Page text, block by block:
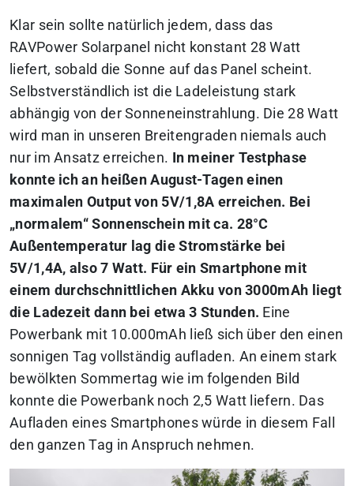
Klar sein sollte natürlich jedem, dass das
RAVPower Solarpanel nicht konstant 28 Watt
liefert, sobald die Sonne auf das Panel scheint.
Selbstverständlich ist die Ladeleistung stark
abhängig von der Sonneneinstrahlung. Die 28 Watt
wird man in unseren Breitengraden niemals auch
nur im Ansatz erreichen. In meiner Testphase
konnte ich an heißen August-Tagen einen
maximalen Output von 5V/1,8A erreichen. Bei
„normalem“ Sonnenschein mit ca. 28°C
Außentemperatur lag die Stromstärke bei
5V/1,4A, also 7 Watt. Für ein Smartphone mit
einem durchschnittlichen Akku von 3000mAh liegt
die Ladezeit dann bei etwa 3 Stunden. Eine
Powerbank mit 10.000mAh ließ sich über den einen
sonnigen Tag vollständig aufladen. An einem stark
bewölkten Sommertag wie im folgenden Bild
konnte die Powerbank noch 2,5 Watt liefern. Das
Aufladen eines Smartphones würde in diesem Fall
den ganzen Tag in Anspruch nehmen.